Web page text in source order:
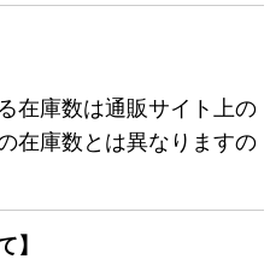
在庫数は通販サイト上の
在庫数とは異なりますの
】